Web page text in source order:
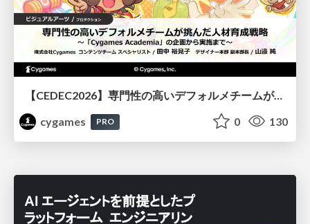
【CEDEC2026】専門性の高いデフォルメチームが挑んだ人材育成戦略 〜Cygames Academiaの企画から実施まで〜
cygames
PRO 0 130